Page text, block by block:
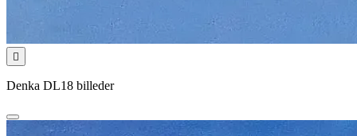

Denka DL18 billeder